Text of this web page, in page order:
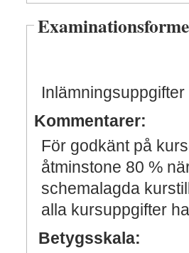
Inlämningsuppgifter
Kommentarer:
För godkänt på
åtminstone 80 %
schemalagda
alla kursuppgifter
Betygsskala: